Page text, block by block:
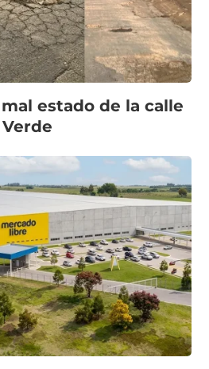
estado de la calle